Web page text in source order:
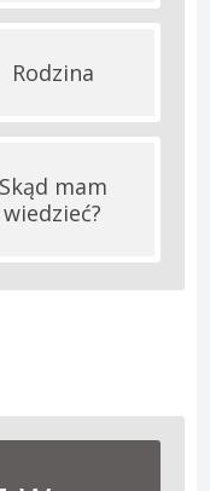
Rodzina
Skąd mam
wiedzieć?